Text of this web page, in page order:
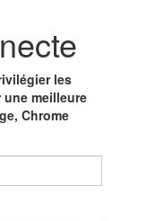
les
meilleure
Chrome